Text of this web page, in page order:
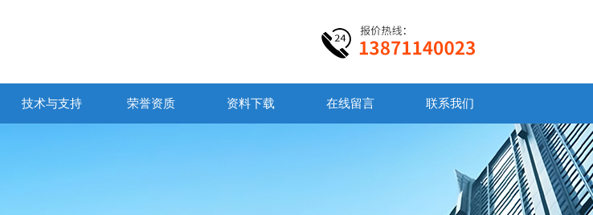
技术与支持 荣誉资质 资料下载 在线留言 联系我们